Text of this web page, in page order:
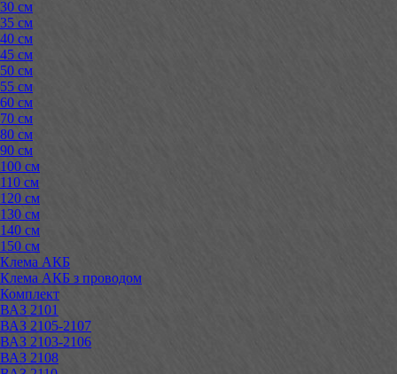
30 см
35 см
40 см
45 см
50 см
55 см
60 см
70 см
80 см
90 см
100 см
110 см
120 см
130 см
140 см
150 см
Клема АКБ
Клема АКБ з проводом
Комплект
ВАЗ 2101
ВАЗ 2105-2107
ВАЗ 2103-2106
ВАЗ 2108